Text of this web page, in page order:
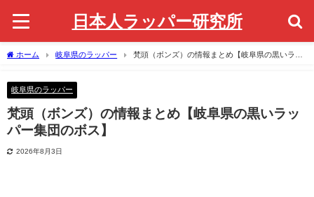
日本人ラッパー研究所
ホーム 岐阜県のラッパー
梵頭（ボンズ）の情報まとめ【岐阜県の黒いラッ
岐阜県のラッパー
梵頭（ボンズ）の情報まとめ【岐阜県の黒いラッ
パー集団のボス】
2026年8月3日